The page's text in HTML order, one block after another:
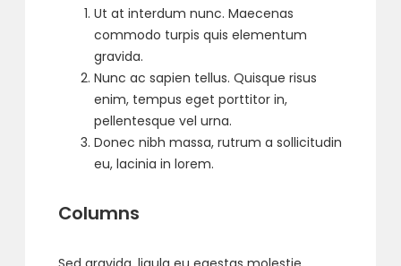
Ut at interdum nunc. Maecenas
commodo turpis quis elementum
gravida.
Nunc ac sapien tellus. Quisque risus
enim, tempus eget porttitor in,
pellentesque vel urna.
Donec nibh massa, rutrum a sollicitudin
eu, lacinia in lorem.
Columns